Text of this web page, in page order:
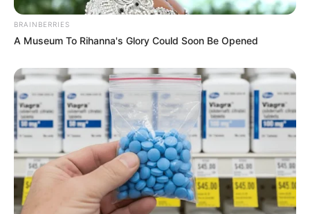
BRAINBERRIES
A Museum To Rihanna's Glory Could Soon Be Opened